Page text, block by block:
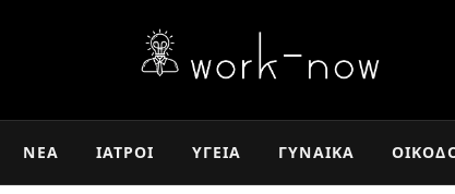
ΝΈΑ ΙΑΤΡΟΊ ΥΓΕΊΑ ΓΥΝΑΊΚΑ